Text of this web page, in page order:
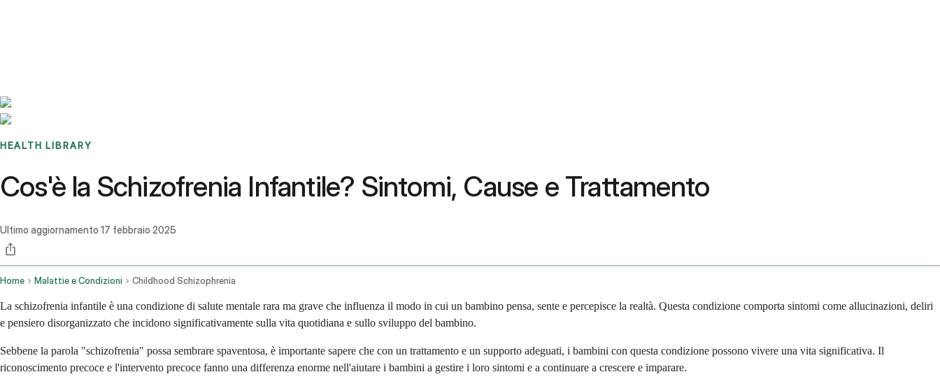
HEALTH LIBRARY
Cos'è la Schizofrenia Infantile? Sintomi, Cause e Trattamento
Ultimo aggiornamento 17 febbraio 2025
Home Malattie e Condizioni Childhood Schizophrenia
La schizofrenia infantile è una condizione di salute mentale rara ma grave che influenza il modo in cui un bambino pensa, sente e percepisce la realtà. Questa condizione comporta sintomi come allucinazioni, deliri
e pensiero disorganizzato che incidono significativamente sulla vita quotidiana e sullo sviluppo del bambino.
Sebbene la parola "schizofrenia" possa sembrare spaventosa, è importante sapere che con un trattamento e un supporto adeguati, i bambini con questa condizione possono vivere una vita significativa. Il
riconoscimento precoce e l'intervento precoce fanno una differenza enorme nell'aiutare i bambini a gestire i loro sintomi e a continuare a crescere e imparare.